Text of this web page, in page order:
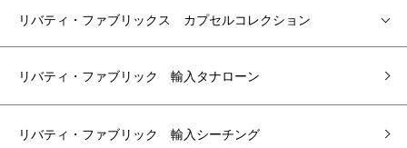
リバティ・ファブリックス カプセルコレクション
リバティ・ファブリック 輸入タナローン
リバティ・ファブリック 輸入シーチング